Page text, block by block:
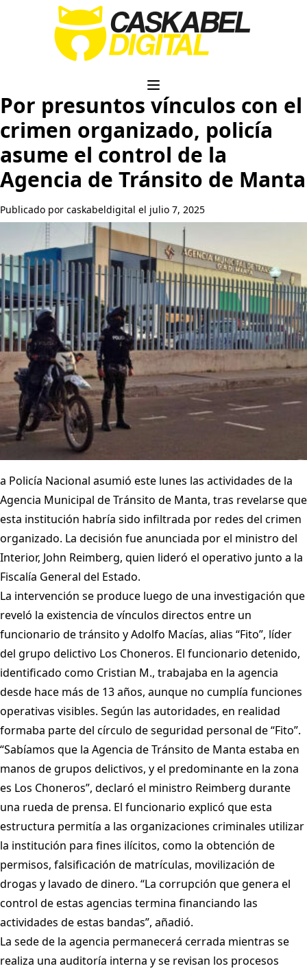
Por presuntos vínculos con el
crimen organizado, policía
asume el control de la
Agencia de Tránsito de Manta
Publicado por caskabeldigital el julio 7, 2025
a Policía Nacional asumió este lunes las actividades de la
Agencia Municipal de Tránsito de Manta, tras revelarse que
esta institución habría sido infiltrada por redes del crimen
organizado. La decisión fue anunciada por el ministro del
Interior, John Reimberg, quien lideró el operativo junto a la
Fiscalía General del Estado.
La intervención se produce luego de una investigación que
reveló la existencia de vínculos directos entre un
funcionario de tránsito y Adolfo Macías, alias “Fito”, líder
del grupo delictivo Los Choneros. El funcionario detenido,
identificado como Cristian M., trabajaba en la agencia
desde hace más de 13 años, aunque no cumplía funciones
operativas visibles. Según las autoridades, en realidad
formaba parte del círculo de seguridad personal de “Fito”.
“Sabíamos que la Agencia de Tránsito de Manta estaba en
manos de grupos delictivos, y el predominante en la zona
es Los Choneros”, declaró el ministro Reimberg durante
una rueda de prensa. El funcionario explicó que esta
estructura permitía a las organizaciones criminales utilizar
la institución para fines ilícitos, como la obtención de
permisos, falsificación de matrículas, movilización de
drogas y lavado de dinero. “La corrupción que genera el
control de estas agencias termina financiando las
actividades de estas bandas”, añadió.
La sede de la agencia permanecerá cerrada mientras se
realiza una auditoría interna y se revisan los procesos